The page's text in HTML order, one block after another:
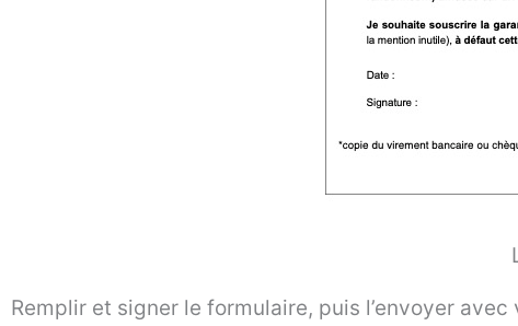
Remplir et signer le formulaire, puis l’envoyer